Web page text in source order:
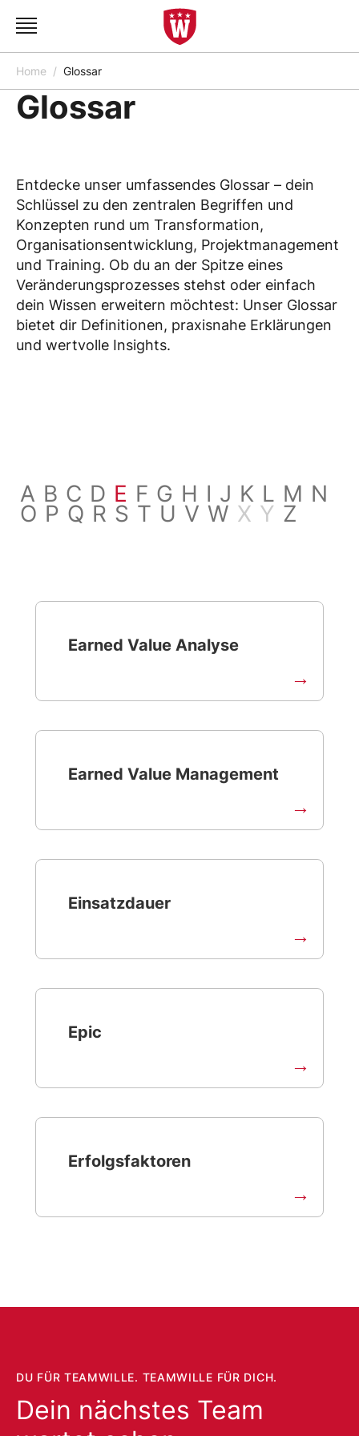
Home Glossar
Glossar
Entdecke unser umfassendes Glossar – dein
Schlüssel zu den zentralen Begriffen und
Konzepten rund um Transformation,
Organisationsentwicklung, Projektmanagement
und Training. Ob du an der Spitze eines
Veränderungsprozesses stehst oder einfach
dein Wissen erweitern möchtest: Unser Glossar
bietet dir Definitionen, praxisnahe Erklärungen
und wertvolle Insights.
A B C D E F G H I J K L M N
O P Q R S T U V W X Y Z
Earned Value Analyse
Earned Value Management
Einsatzdauer
Epic
Erfolgsfaktoren
Dein nächstes Team
DU FÜR TEAMWILLE. TEAMWILLE FÜR DICH.